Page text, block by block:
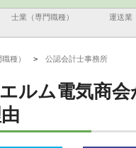
士業（専門職種） 運送業
種） > 公認会計士事務所
ルム電気商